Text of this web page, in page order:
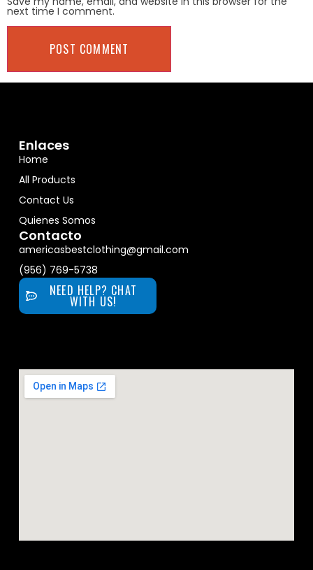
next time I comment.
Enlaces
Home
All Products
Contact Us
Quienes Somos
Contacto
americasbestclothing@gmail.com
(956) 769-5738
NEED HELP? CHAT
WITH US!